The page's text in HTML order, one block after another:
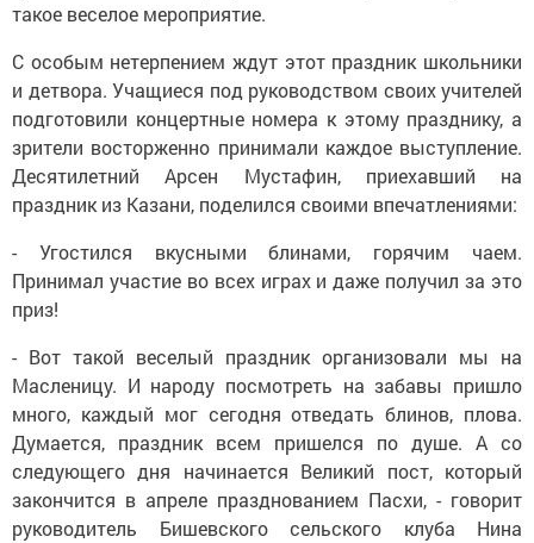
такое веселое мероприятие.
С особым нетерпением ждут этот праздник школьники
и детвора. Учащиеся под руководством своих учителей
подготовили концертные номера к этому празднику, а
зрители восторженно принимали каждое выступление.
Десятилетний Арсен Мустафин, приехавший на
праздник из Казани, поделился своими впечатлениями:
- Угостился вкусными блинами, горячим чаем.
Принимал участие во всех играх и даже получил за это
приз!
- Вот такой веселый праздник организовали мы на
Масленицу. И народу посмотреть на забавы пришло
много, каждый мог сегодня отведать блинов, плова.
Думается, праздник всем пришелся по душе. А со
следующего дня начинается Великий пост, который
закончится в апреле празднованием Пасхи, - говорит
руководитель Бишевского сельского клуба Нина